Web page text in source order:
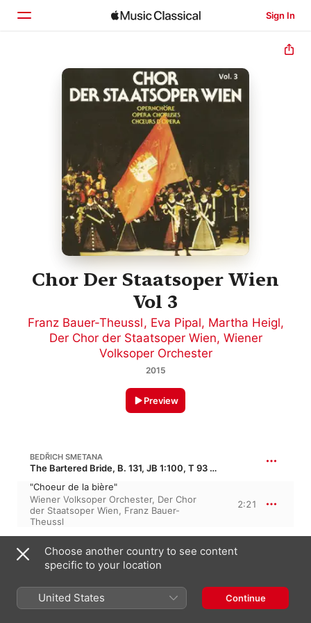
Sign In
Home
Browse
Chor Der Staatsoper Wien
Vol 3
Franz Bauer-Theussl, Eva Pipal, Martha Heigl,
Der Chor der Staatsoper Wien, Wiener
Volksoper Orchester
2015
Preview
BEDŘICH SMETANA
The Bartered Bride, B. 131, JB 1:100, T 93 · “Prodaná Nevěsta”
"Choeur de la bière"
Wiener Volksoper Orchester, Der Chor
der Staatsoper Wien, Franz Bauer-
Theussl
2:21
GEORGES BIZET
Carmen, GB 9, WD 31
Wiener Volksoper Orchester,Franz
Bauer-Theussl,Der Chor der Staatsoper
6:02
Choose another country to see content
specific to your location
United States Continue